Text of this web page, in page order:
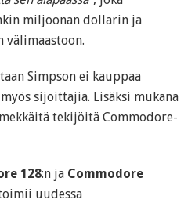
miljoonan dollarin ja
Simpson ei kauppaa
sijoittajia. Lisäksi mukana
tekijöitä Commodore-
128:n ja Commodore
uudessa